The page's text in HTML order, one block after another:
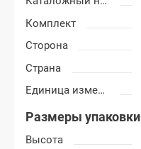
Комплект
Сторона
Страна
Единица измерения
Размеры упаковки
Высота